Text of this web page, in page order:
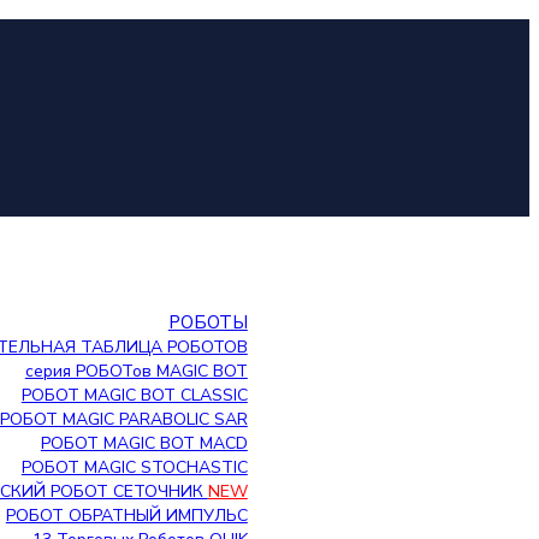
РОБОТЫ
ТАБЛИЦА РОБОТОВ
серия РОБОТов MAGIC BOT
РОБОТ MAGIC BOT CLASSIC
РОБОТ MAGIC PARABOLIC SAR
РОБОТ MAGIC BOT MACD
РОБОТ MAGIC STOCHASTIC
РОБОТ СЕТОЧНИК NEW
РОБОТ ОБРАТНЫЙ ИМПУЛЬС